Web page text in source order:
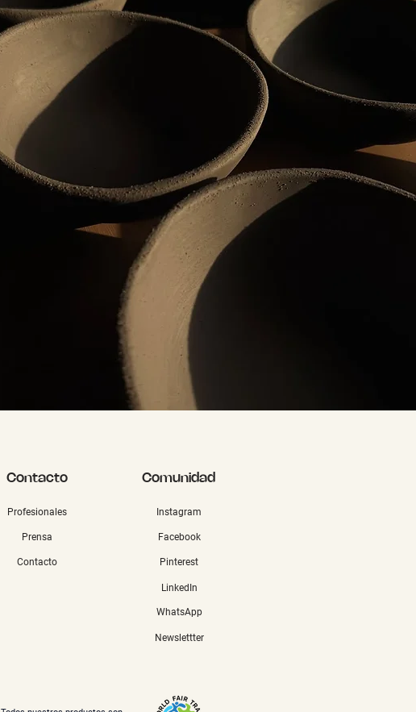
Contacto
Profesionales
Prensa
Contacto
Comunidad
Instagram
Facebook
Pinterest
LinkedIn
WhatsApp
Newslettter